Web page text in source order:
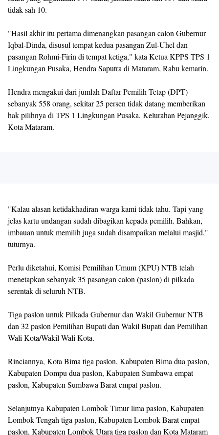
tidak sah 10.
"Hasil akhir itu pertama dimenangkan pasangan calon Gubernur
Iqbal-Dinda, disusul tempat kedua pasangan Zul-Uhel dan
pasangan Rohmi-Firin di tempat ketiga," kata Ketua KPPS TPS 1
Lingkungan Pusaka, Hendra Saputra di Mataram, Rabu kemarin.
Hendra mengakui dari jumlah Daftar Pemilih Tetap (DPT)
sebanyak 558 orang, sekitar 25 persen tidak datang memberikan
hak pilihnya di TPS 1 Lingkungan Pusaka, Kelurahan Pejanggik,
Kota Mataram.
"Kalau alasan ketidakhadiran warga kami tidak tahu. Tapi yang
jelas kartu undangan sudah dibagikan kepada pemilih. Bahkan,
imbauan untuk memilih juga sudah disampaikan melalui masjid,"
tuturnya.
Perlu diketahui, Komisi Pemilihan Umum (KPU) NTB telah
menetapkan sebanyak 35 pasangan calon (paslon) di pilkada
serentak di seluruh NTB.
Tiga paslon untuk Pilkada Gubernur dan Wakil Gubernur NTB
dan 32 paslon Pemilihan Bupati dan Wakil Bupati dan Pemilihan
Wali Kota/Wakil Wali Kota.
Rinciannya, Kota Bima tiga paslon, Kabupaten Bima dua paslon,
Kabupaten Dompu dua paslon, Kabupaten Sumbawa empat
paslon, Kabupaten Sumbawa Barat empat paslon.
Selanjutnya Kabupaten Lombok Timur lima paslon, Kabupaten
Lombok Tengah tiga paslon, Kabupaten Lombok Barat empat
paslon, Kabupaten Lombok Utara tiga paslon dan Kota Mataram